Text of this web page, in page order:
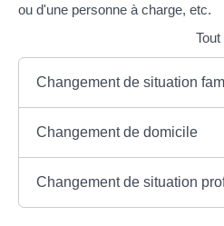
ou d'une personne à charge, etc.
Changement de situation
Changement de domicile
Changement de situation